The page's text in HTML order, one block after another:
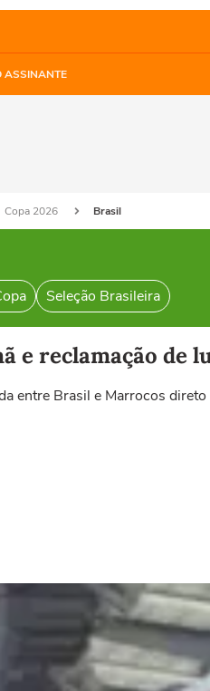
ASSINANTE
Copa 2026 Brasil
Seleção Brasileira
e reclamação de
entre Brasil e Marrocos